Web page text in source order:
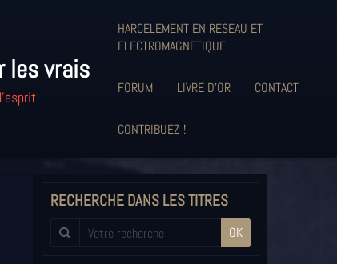
les vrais
HARCELEMENT EN RESEAU ET
ELECTROMAGNETIQUE
FORUM LIVRE D'OR CONTACT
CONTRIBUEZ !
RECHERCHE DANS LES TITRES
OK